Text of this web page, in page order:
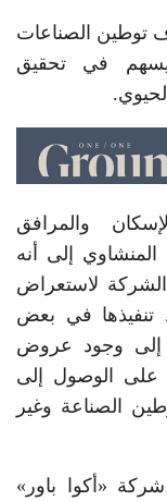
توطين الصناعات
يسهم في تحقيق
والمرافق
المنشاوي إلى أنه
لاستعراض
في بعض
إلى وجود عروض
الوصول إلى
الصناعة وغير
«أكوا باور»